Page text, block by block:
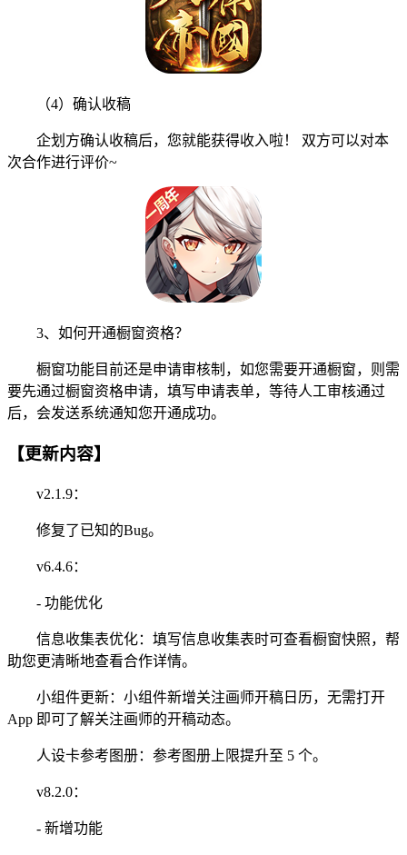
（4）确认收稿
企划方确认收稿后，您就能获得收入啦！ 双方可以对本
次合作进行评价~
3、如何开通橱窗资格？
橱窗功能目前还是申请审核制，如您需要开通橱窗，则需
要先通过橱窗资格申请，填写申请表单，等待人工审核通过
后，会发送系统通知您开通成功。
【更新内容】
v2.1.9：
修复了已知的Bug。
v6.4.6：
- 功能优化
信息收集表优化：填写信息收集表时可查看橱窗快照，帮
助您更清晰地查看合作详情。
小组件更新：小组件新增关注画师开稿日历，无需打开
App 即可了解关注画师的开稿动态。
人设卡参考图册：参考图册上限提升至 5 个。
v8.2.0：
- 新增功能